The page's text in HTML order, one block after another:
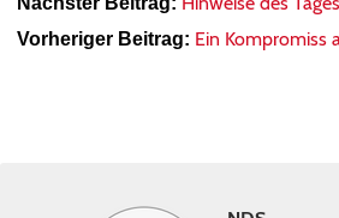
Vorheriger Beitrag: Ein Kompromiss